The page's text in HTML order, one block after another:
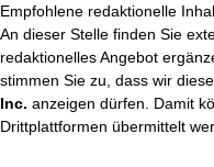
Empfohlene redaktionelle
An dieser Stelle finden Sie
redaktionelles Angebot
stimmen Sie zu, dass wir
Inc. anzeigen dürfen. Damit
Drittplattformen übermittelt